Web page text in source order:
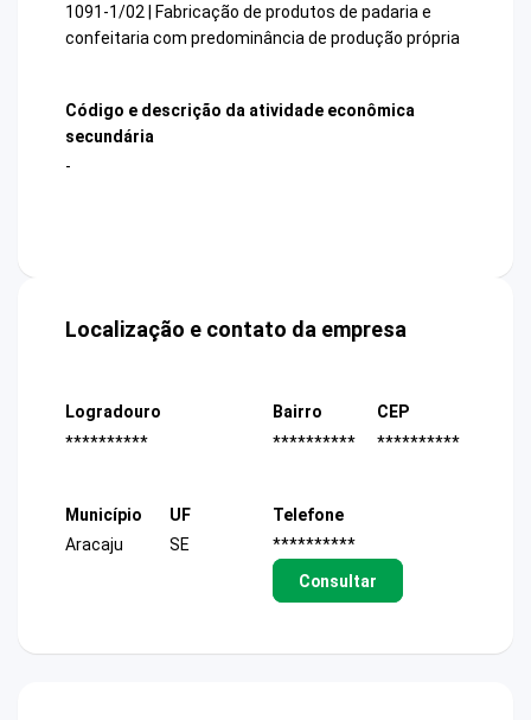
1091-1/02 | Fabricação de produtos de padaria e
confeitaria com predominância de produção própria
Código e descrição da atividade econômica
secundária
-
Localização e contato da empresa
Logradouro
**********
Bairro
**********
CEP
**********
Município
Aracaju
UF
SE
Telefone
**********
Consultar